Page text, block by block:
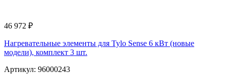
46 972 ₽
Нагревательные элементы для Tylo Sense 6 кВт (новые
модели), комплект 3 шт.
Артикул: 96000243